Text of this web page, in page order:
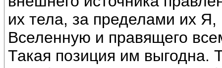
их тела, за пределами их
Вселенную и правящего
Такая позиция им выгодна.